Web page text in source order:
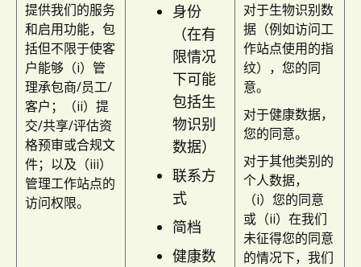
提供我们的服务
和启用功能，包
括但不限于使客
户能够（i）管
理承包商/员工/
客户；（ii）提
交/共享/评估资
格预审或合规文
件；以及（iii）
管理工作站点的
访问权限。
身份
（在有
限情况
下可能
包括生
物识别
数据）
联系方
式
简档
健康数
对于生物识别数
据（例如访问工
作站点使用的指
纹），您的同
意。
对于健康数据，
您的同意。
对于其他类别的
个人数据，
（i）您的同意
或（ii）在我们
未征得您的同意
的情况下，我们